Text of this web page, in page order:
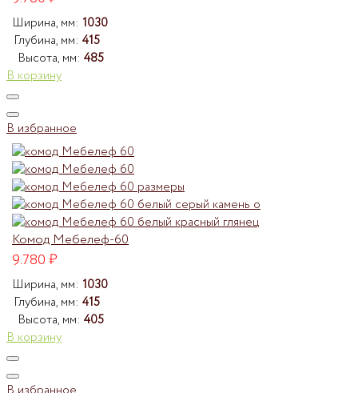
Ширина, мм: 1030
Глубина, мм: 415
Высота, мм: 485
В корзину
В избранное
Комод Мебелеф-60
9.780₽
Ширина, мм: 1030
Глубина, мм: 415
Высота, мм: 405
В корзину